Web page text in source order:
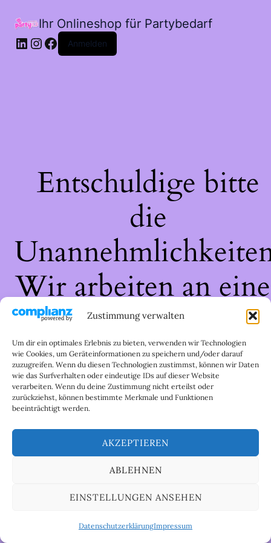
Zustimmung verwalten
Um dir ein optimales Erlebnis zu bieten, verwenden wir Technologien
wie Cookies, um Geräteinformationen zu speichern und/oder darauf
zuzugreifen. Wenn du diesen Technologien zustimmst, können wir Daten
wie das Surfverhalten oder eindeutige IDs auf dieser Website
verarbeiten. Wenn du deine Zustimmung nicht erteilst oder
zurückziehst, können bestimmte Merkmale und Funktionen
beeinträchtigt werden.
AKZEPTIEREN
ABLEHNEN
EINSTELLUNGEN ANSEHEN
DatenschutzerklärungImpressum
Ihr Onlineshop für Partybedarf
LinkedIn
Instagram
Facebook
Anmelden
Entschuldige bitte
die
Wir arbeiten an
großartigen Sache
schau bald wieder
vorbei!